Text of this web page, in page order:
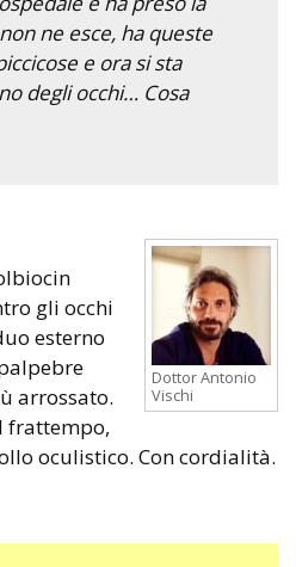
ne esce, ha queste
e ora si sta
degli occhi… Cosa
Dottor Antonio
Vischi
gli occhi
esterno
arrossato.
frattempo,
oculistico. Con cordialità.